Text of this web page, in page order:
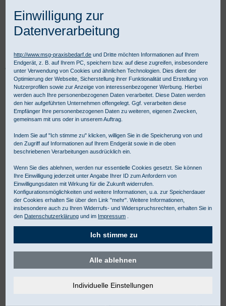
Praxisbedarf Shop Praxisausstattung
Praxismobiliar
HAEBERLE Wagensysteme
Gerätewagen
Gerätewagen
HAEBERLE swingo 35 Gerätewagen SO 1
Einwilligung zur
Datenverarbeitung
http://www.msg-praxisbedarf.de und Dritte möchten Informationen auf Ihrem
Endgerät, z. B. auf Ihrem PC, speichern bzw. auf diese zugreifen, insbesondere
unter Verwendung von Cookies und ähnlichen Technologien. Dies dient der
Optimierung der Webseite, Sicherstellung ihrer Funktionalität und Erstellung von
Nutzerprofilen sowie zur Anzeige von interessenbezogener Werbung. Hierbei
werden auch Ihre personenbezogenen Daten verarbeitet. Diese Daten werden
den hier aufgeführten Unternehmen offengelegt. Ggf. verarbeiten diese
Empfänger Ihre personenbezogenen Daten zu weiteren, eigenen Zwecken,
gemeinsam mit uns oder in unserem Auftrag.
Indem Sie auf "Ich stimme zu" klicken, willigen Sie in die Speicherung von und
den Zugriff auf Informationen auf Ihrem Endgerät sowie in die oben
beschriebenen Verarbeitungen ausdrücklich ein.
Wenn Sie dies ablehnen, werden nur essentielle Cookies gesetzt. Sie können
Ihre Einwilligung jederzeit unter Angabe Ihrer ID zum Anfordern von
Einwilligungsdaten mit Wirkung für die Zukunft widerrufen.
Konfigurationsmöglichkeiten und weitere Informationen, u.a. zur Speicherdauer
der Cookies erhalten Sie über den Link "mehr". Weitere Informationen,
insbesondere auch zu Ihren Widerrufs- und Widerspruchsrechten, erhalten Sie in
den Datenschutzerklärung und im Impressum
Ich stimme zu
Alle ablehnen